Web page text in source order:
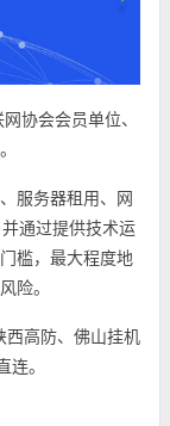
协会会员单位、
服务器租用、网
通过提供技术运
槛，最大程度地
险。
高防、佛山挂机
。